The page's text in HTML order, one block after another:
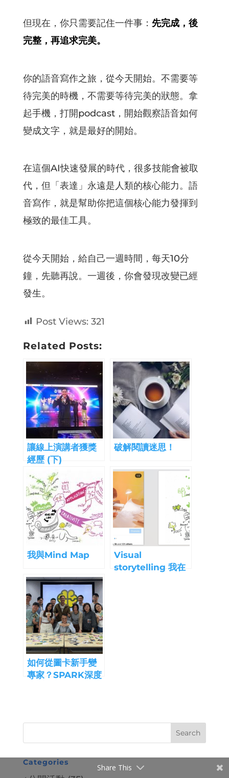
但現在，你只需要記住一件事： 先完成，後
完整，再追求完美。
你的語音寫作之旅，從今天開始。不需要等
待完美的時機，不需要等待完美的狀態。拿
起手機，打開podcast，開始觀察語音如何
變成文字，就是最好的開始。
在這個AI快速發展的時代，很多技能會被取
代，但「表達」永遠是人類的核心能力。語
音寫作，就是幫助你把這個核心能力發揮到
極致的最佳工具。
從今天開始，給自己一週時間，每天10分
鐘，先聽再說。一週後，你會發現改變已經
發生。
Post Views: 321
Related Posts:
讓線上演講者獲獎
經歷 (下)
破解閱讀迷思！
我與Mind Map
Visual
storytelling 我在
如何從圖卡新手變
專家？SPARK深度
Categories
Share This